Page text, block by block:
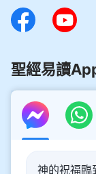
聖經易讀
神的祝福臨